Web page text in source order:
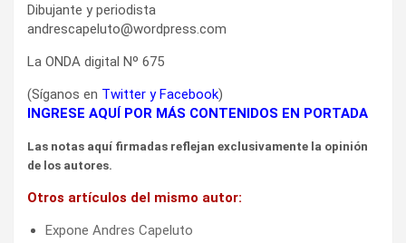
Dibujante y periodista
andrescapeluto@wordpress.com
La ONDA digital Nº 675
(Síganos en Twitter yFacebook)
INGRESE AQUÍ POR MÁS CONTENIDOS EN PORTADA
Las notas aquí firmadas reflejan exclusivamente la opinión
de los autores.
Otros artículos del mismo autor:
Expone Andres Capeluto